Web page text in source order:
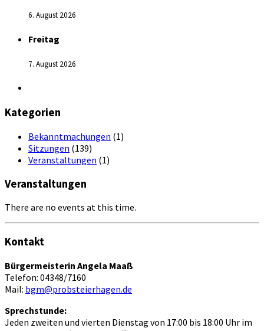
6. August 2026
Freitag
7. August 2026
Kategorien
Bekanntmachungen (1)
Sitzungen (139)
Veranstaltungen (1)
Veranstaltungen
There are no events at this time.
Kontakt
Bürgermeisterin Angela Maaß
Telefon: 04348/7160
Mail: bgm@probsteierhagen.de
Sprechstunde:
Jeden zweiten und vierten Dienstag von 17:00 bis 18:00 Uhr im